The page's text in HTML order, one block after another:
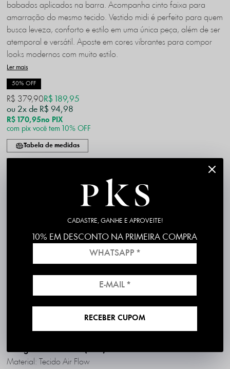
babados aplicados na barra. Acompanha cinto faixa para
amarração do mesmo tecido. Vestido midi é perfeito para quem
busca leveza, conforto e estilo em uma única peça, além de ser
atemporal e versátil. Aposte em cores vibrantes para compor
looks modernos com muito estilo.
Ler mais
50% OFF
R$ 170,95no PIX
R$ 379,90R$ 189,95
2x
R$ 94,98
com pix você tem 10% OFF
Tabela de medidas
1ª Troca é Grátis!
Código identificador (SKU):
Material: Tecido Air Flow
CADASTRE, GANHE E APROVEITE!
10% EM DESCONTO NA PRIMEIRA COMPRA
RECEBER CUPOM